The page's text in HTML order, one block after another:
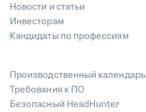
Новости и статьи
Инвесторам
Кандидаты по профессиям
Производственный календарь
Требования к ПО
Безопасный HeadHunter